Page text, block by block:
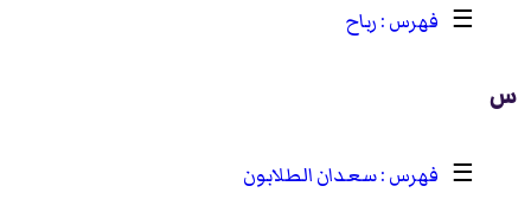
☰ رباح
س
☰
سعدان الطلابون